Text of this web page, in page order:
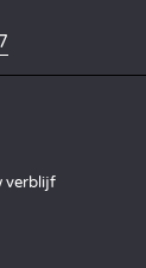
verblijf